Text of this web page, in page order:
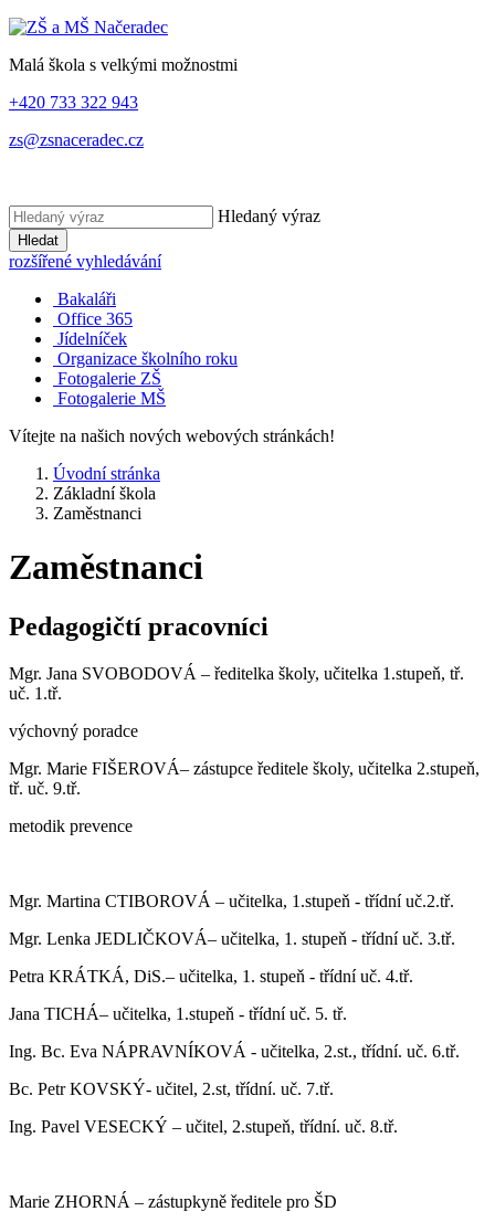
Malá škola s velkými možnostmi
+420 733 322 943
zs@zsnaceradec.cz
Hledaný výraz
Hledat
rozšířené vyhledávání
Bakaláři
Office 365
Jídelníček
Organizace školního roku
Fotogalerie ZŠ
Fotogalerie MŠ
Vítejte na našich nových webových stránkách!
Úvodní stránka
Základní škola
Zaměstnanci
Zaměstnanci
Pedagogičtí pracovníci
Mgr. Jana SVOBODOVÁ – ředitelka školy, učitelka 1.stupeň, tř.
uč. 1.tř.
výchovný poradce
Mgr. Marie FIŠEROVÁ– zástupce ředitele školy, učitelka 2.stupeň,
tř. uč. 9.tř.
metodik prevence
Mgr. Martina CTIBOROVÁ – učitelka, 1.stupeň - třídní uč.2.tř.
Mgr. Lenka JEDLIČKOVÁ– učitelka, 1. stupeň - třídní uč. 3.tř.
Petra KRÁTKÁ, DiS.– učitelka, 1. stupeň - třídní uč. 4.tř.
Jana TICHÁ– učitelka, 1.stupeň - třídní uč. 5. tř.
Ing. Bc. Eva NÁPRAVNÍKOVÁ - učitelka, 2.st., třídní. uč. 6.tř.
Bc. Petr KOVSKÝ- učitel, 2.st, třídní. uč. 7.tř.
Ing. Pavel VESECKÝ – učitel, 2.stupeň, třídní. uč. 8.tř.
Marie ZHORNÁ – zástupkyně ředitele pro ŠD